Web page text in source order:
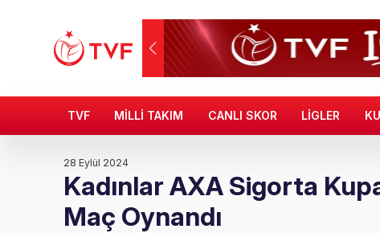
TVF MİLLİ TAKIM CANLI SKOR LİGLER
28 Eylül 2024
Kadınlar AXA Sigorta
Maç Oynandı